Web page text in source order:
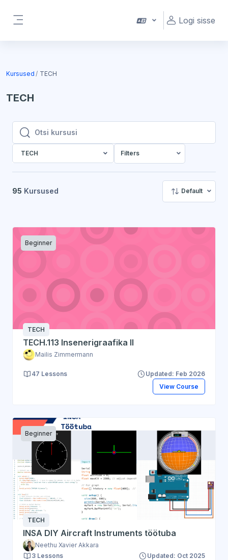
Logi sisse
Kursused TECH
TECH
Otsi kursusi
Otsi kursusi
TECH Filters
95 Kursused Default
Beginner
TECH
TECH.113 Insenerigraafika II
Mailis Zimmermann
47 Lessons
Updated: Feb 2026
View Course
Beginner
TECH
INSA DIY Aircraft Instruments töötuba
Neethu Xavier Akkara
3 Lessons
Updated: Oct 2025